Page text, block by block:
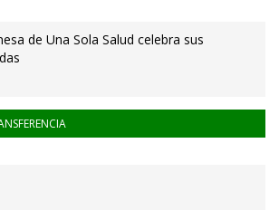
de Una Sola Salud celebra sus